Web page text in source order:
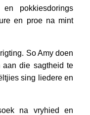
pokkiesdorings
en proe na mint
So Amy doen
aan die sagtheid te
sing liedere en
na vryhied en